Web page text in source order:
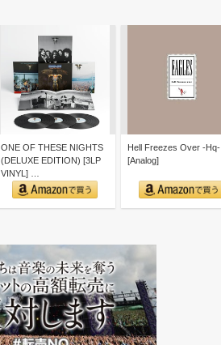
ONE OF THESE NIGHTS
(DELUXE EDITION) [3LP
VINYL] …
Hell Freezes Over -Hq-
[Analog]